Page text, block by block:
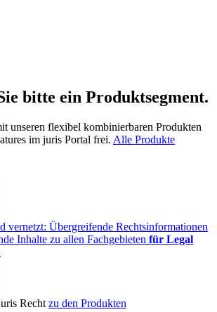
bitte ein Produktsegment.
unseren flexibel kombinierbaren Produkten
im juris Portal frei. Alle Produkte
vernetzt: Übergreifende Rechtsinformationen
Inhalte zu allen Fachgebieten für Legal
Recht zu den Produkten